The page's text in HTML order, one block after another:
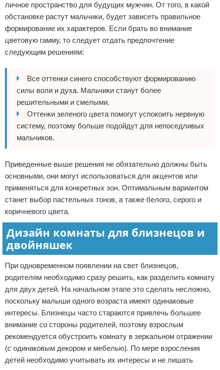
личное пространство для будущих мужчин. От того, в какой
обстановке растут мальчики, будет зависеть правильное
формирование их характеров. Если брать во внимание
цветовую гамму, то следует отдать предпочтение
следующим решениям:
Все оттенки синего способствуют формированию
силы воли и духа. Мальчики станут более
решительными и смелыми.
Оттенки зеленого цвета помогут успокоить нервную
систему, поэтому больше подойдут для непоседливых
мальчиков.
Приведенные выше решения не обязательно должны быть
основными, они могут использоваться для акцентов или
применяться для конкретных зон. Оптимальным вариантом
станет выбор пастельных тонов, а также белого, серого и
коричневого цвета.
Дизайн комнаты для близнецов и
двойняшек
При одновременном появлении на свет близнецов,
родителям необходимо сразу решить, как разделить комнату
для двух детей. На начальном этапе это сделать несложно,
поскольку малыши одного возраста имеют одинаковые
интересы. Близнецы часто стараются привлечь большее
внимание со стороны родителей, поэтому взрослым
рекомендуется обустроить комнату в зеркальном отражении
(с одинаковым декором и мебелью). По мере взросления
детей необходимо учитывать их интересы и не лишать